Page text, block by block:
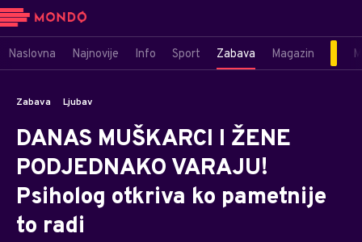
Naslovna Najnovije Info Sport Zabava Magazin
Zabava Ljubav
DANAS MUŠKARCI I ŽENE
PODJEDNAKO VARAJU!
Psiholog otkriva ko pametnije
to radi